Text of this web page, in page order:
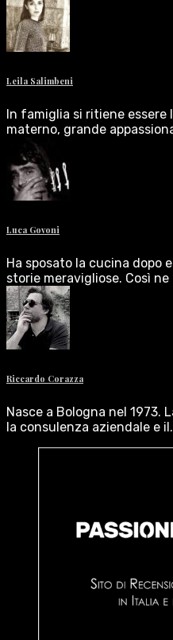
Leila Salimbeni
In famiglia si ritiene
materno, grande
Luca Govoni
Ha sposato la cucina dopo
storie meravigliose. Così ne
Riccardo Corazza
Nasce a Bologna nel 1973.
la consulenza aziendale e